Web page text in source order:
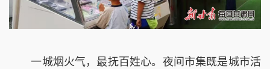
一城烟火气，最抚百姓心。夜间市集既是城市活